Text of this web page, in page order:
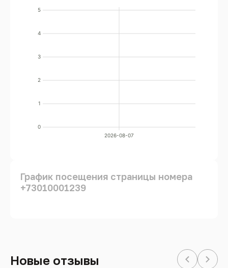
0
1
2
3
4
5
2026-08-07
График посещения страницы номера
+73010001239
Новые отзывы